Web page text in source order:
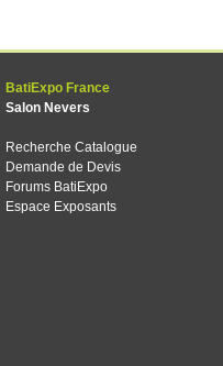
BatiExpo France
Salon Nevers
Recherche Catalogue
Demande de Devis
Forums BatiExpo
Espace Exposants